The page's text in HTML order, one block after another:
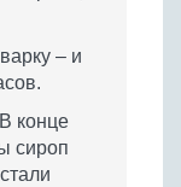
– и
конце
сироп